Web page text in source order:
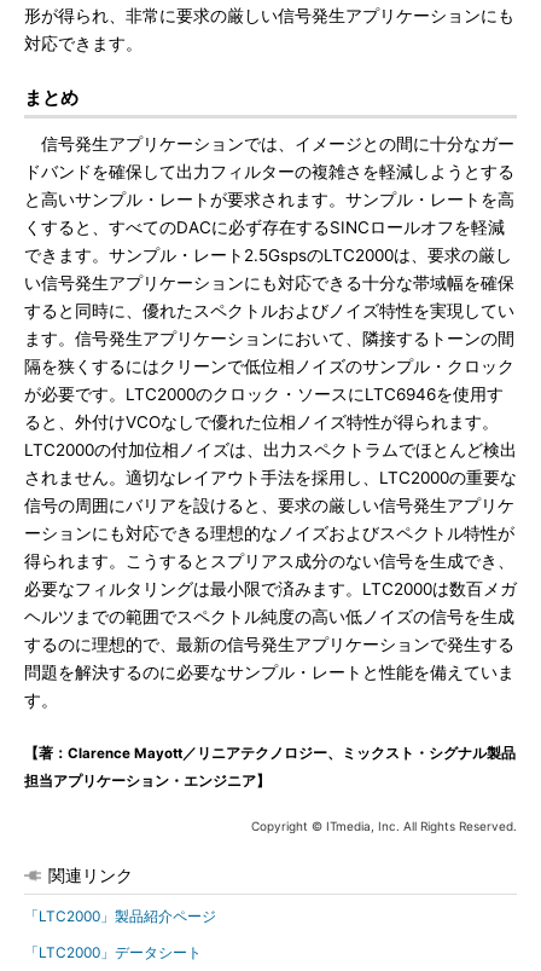
形が得られ、非常に要求の厳しい信号発生アプリケーションにも
対応できます。
まとめ
信号発生アプリケーションでは、イメージとの間に十分なガー
ドバンドを確保して出力フィルターの複雑さを軽減しようとする
と高いサンプル・レートが要求されます。サンプル・レートを高
くすると、すべてのDACに必ず存在するSINCロールオフを軽減
できます。サンプル・レート2.5GspsのLTC2000は、要求の厳し
い信号発生アプリケーションにも対応できる十分な帯域幅を確保
すると同時に、優れたスペクトルおよびノイズ特性を実現してい
ます。信号発生アプリケーションにおいて、隣接するトーンの間
隔を狭くするにはクリーンで低位相ノイズのサンプル・クロック
が必要です。LTC2000のクロック・ソースにLTC6946を使用す
ると、外付けVCOなしで優れた位相ノイズ特性が得られます。
LTC2000の付加位相ノイズは、出力スペクトラムでほとんど検出
されません。適切なレイアウト手法を採用し、LTC2000の重要な
信号の周囲にバリアを設けると、要求の厳しい信号発生アプリケ
ーションにも対応できる理想的なノイズおよびスペクトル特性が
得られます。こうするとスプリアス成分のない信号を生成でき、
必要なフィルタリングは最小限で済みます。LTC2000は数百メガ
ヘルツまでの範囲でスペクトル純度の高い低ノイズの信号を生成
するのに理想的で、最新の信号発生アプリケーションで発生する
問題を解決するのに必要なサンプル・レートと性能を備えていま
す。
【著：Clarence Mayott／リニアテクノロジー、ミックスト・シグナル製品
担当アプリケーション・エンジニア】
Copyright © ITmedia, Inc. All Rights Reserved.
関連リンク
「LTC2000」製品紹介ページ
「LTC2000」データシート